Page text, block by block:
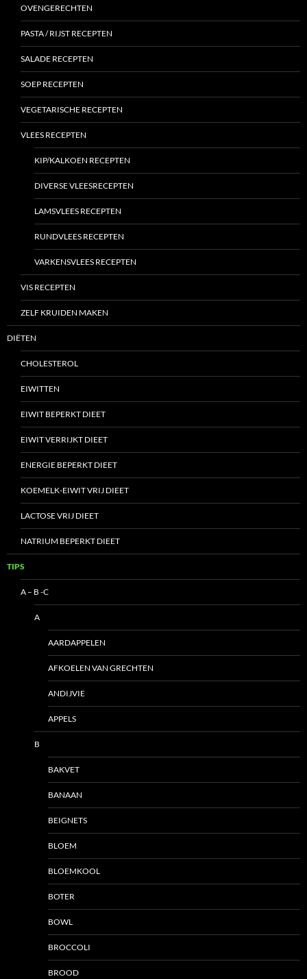
OVENGERECHTEN
PASTA / RIJST RECEPTEN
SALADE RECEPTEN
SOEP RECEPTEN
VEGETARISCHE RECEPTEN
VLEES RECEPTEN
KIP/KALKOEN RECEPTEN
DIVERSE VLEESRECEPTEN
LAMSVLEES RECEPTEN
RUNDVLEES RECEPTEN
VARKENSVLEES RECEPTEN
VIS RECEPTEN
ZELF KRUIDEN MAKEN
DIËTEN
CHOLESTEROL
EIWITTEN
EIWIT BEPERKT DIEET
EIWIT VERRIJKT DIEET
ENERGIE BEPERKT DIEET
KOEMELK-EIWIT VRIJ DIEET
LACTOSE VRIJ DIEET
NATRIUM BEPERKT DIEET
TIPS
A – B -C
A
AARDAPPELEN
AFKOELEN VAN GRECHTEN
ANDIJVIE
APPELS
B
BAKVET
BANAAN
BEIGNETS
BLOEM
BLOEMKOOL
BOTER
BOWL
BROCCOLI
BROOD